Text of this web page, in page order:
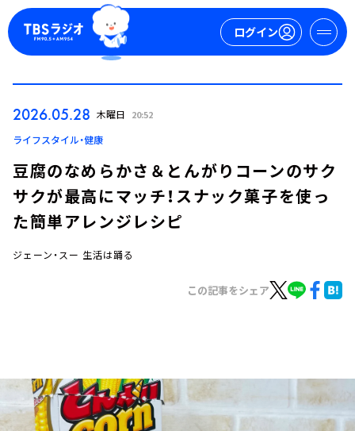
ログイン
ログイン
イベント・グッズ
YouTube
会社情報
2026.05.28 木曜日 20:52
ライフスタイル・健康
豆腐のなめらかさ＆とんがりコーンのサク
サクが最高にマッチ！スナック菓子を使っ
た簡単アレンジレシピ
ジェーン・スー 生活は踊る
この記事をシェア